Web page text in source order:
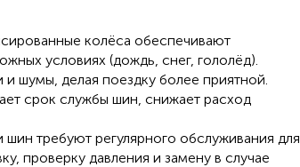
колёса обеспечивают
условиях (дождь, снег, гололёд).
шумы, делая поездку более приятной.
срок службы шин, снижает расход
требуют регулярного обслуживания для
проверку давления и замену в случае